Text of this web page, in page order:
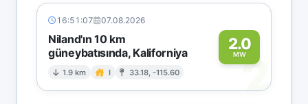
16:51:07 07.08.2026
Niland'ın 10 km
güneybatısında, Kaliforniya
1.9 km I 33.18, -115.60
2.0
MW2